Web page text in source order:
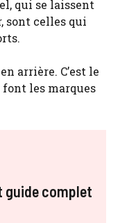
qui se laissent
sont celles qui
arrière. C’est le
les marques
complet